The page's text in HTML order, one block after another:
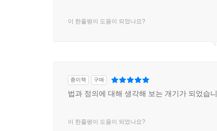
차지한다. 이 과정에서 가장 고통스러운 지점은
제4부 처벌에서는 형량을 정하는 마지막 단계인
어려운지를 확인할 수 있다. 그리고 일부 감옥에
이 한줄평이 도움이 되었나요?
종이책 구매
법과 정의에 대해 생각해 보는 개기가 되었습
이 한줄평이 도움이 되었나요?